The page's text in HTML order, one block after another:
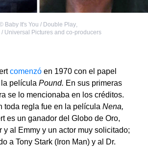
Baby It's You / Double Play
/ Universal Pictures and co-producers
comenzó en 1970 con el papel
película Pound. En sus primeras
se lo mencionaba en los créditos.
toda regla fue en la película Nena,
es un ganador del Globo de Oro,
y al Emmy y un actor muy solicitado;
a Tony Stark (Iron Man) y al Dr.